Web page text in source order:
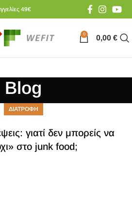
49€
0 0,00 €
Blog
ΔΙΑΤΡΟΦΗ
γιατί δεν μπορείς να
στο junk food;